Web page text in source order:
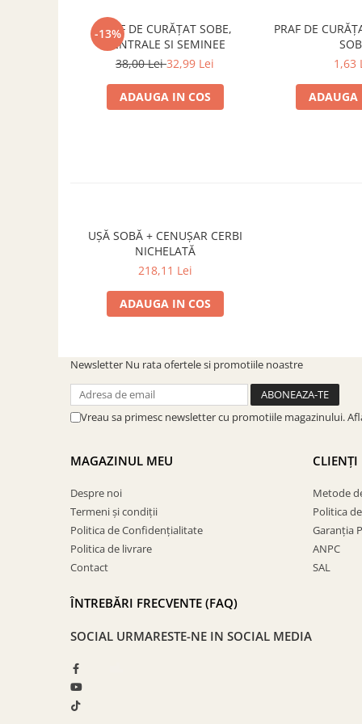
STICLĂ TERMOREZISTENTĂ
TIMP LIBER IN NATURA
TRUSE SI ACCESORII PROFESIONALE
DE CURATARE HORN
UZ GOSPODĂRESC
-13%
PRAF DE CURĂȚAT SOBE,
CENTRALE SI SEMINEE
38,00 Lei32,99 Lei
ADAUGA IN COS
PRAF DE
1,63
ADAUGA
UȘĂ SOBĂ + CENUȘAR CERBI
NICHELATĂ
218,11 Lei
ADAUGA IN COS
Newsletter Nu rata ofertele si promotiile noastre
Vreau sa primesc newsletter cu promotiile magazinului.
MAGAZINUL MEU
Despre noi
Termeni și condiții
Politica de Confidențialitate
Politica de livrare
Contact
ÎNTREBĂRI FRECVENTE (FAQ)
CLIENȚI
Metode
Politica
Garanția
ANPC
SAL
SOCIAL URMARESTE-NE IN SOCIAL MEDIA